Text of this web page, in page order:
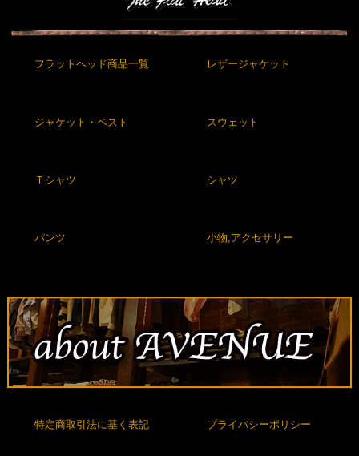
フラットヘッド商品一覧 レザージャケット
ジャケット・ベスト スウェット
Ｔシャツ シャツ
パンツ 小物,アクセサリー
特定商取引法に基く表記 プライバシーポリシー